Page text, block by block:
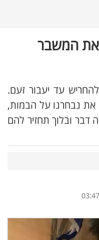
את המשבר
עד יעבור זעם.
את נבחרנו על הבמות,
דבר ובלוך תחזיר להם